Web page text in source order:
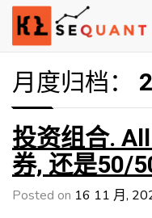
Skip
content
klsequant
Engineered Wealth
月度归档：
投资组合.
券, 还是50/
Posted on 16 11 月,